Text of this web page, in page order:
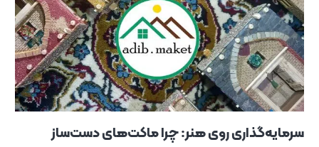
سرمایه‌گذاری روی هنر: چرا ماکت‌های دست‌ساز